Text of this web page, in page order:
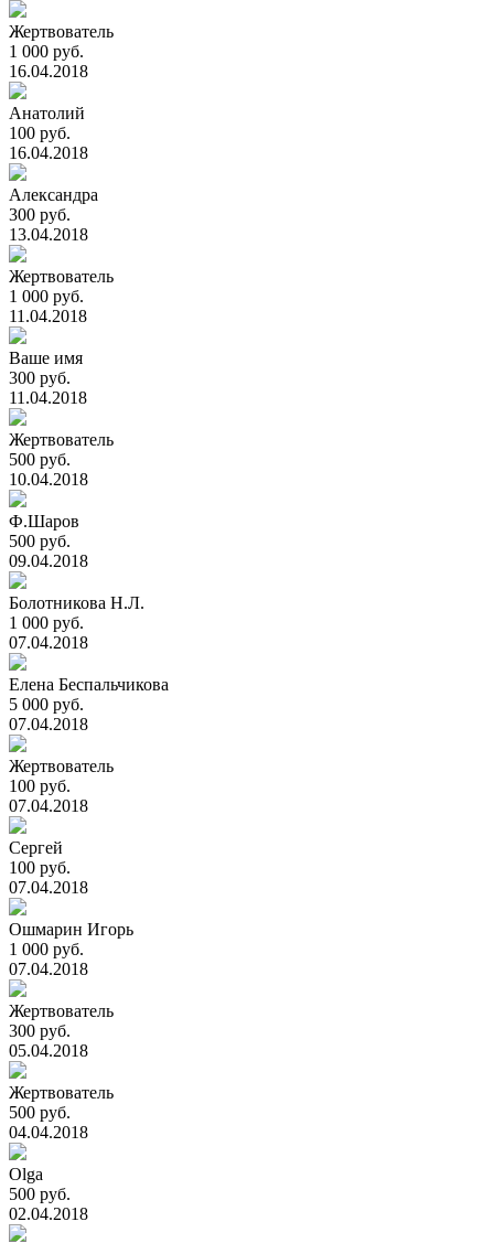
Жертвователь
1 000 руб.
16.04.2018
Анатолий
100 руб.
16.04.2018
Александра
300 руб.
13.04.2018
Жертвователь
1 000 руб.
11.04.2018
Ваше имя
300 руб.
11.04.2018
Жертвователь
500 руб.
10.04.2018
Ф.Шаров
500 руб.
09.04.2018
Болотникова Н.Л.
1 000 руб.
07.04.2018
Елена Беспальчикова
5 000 руб.
07.04.2018
Жертвователь
100 руб.
07.04.2018
Сергей
100 руб.
07.04.2018
Ошмарин Игорь
1 000 руб.
07.04.2018
Жертвователь
300 руб.
05.04.2018
Жертвователь
500 руб.
04.04.2018
Olga
500 руб.
02.04.2018